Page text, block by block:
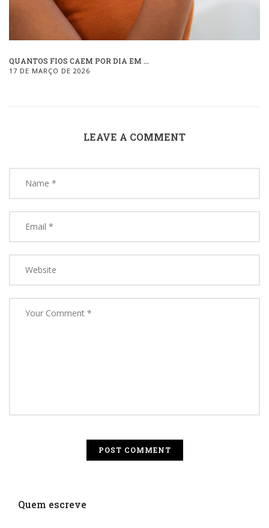
QUANTOS FIOS CAEM POR DIA EM ...
17 DE MARÇO DE 2026
LEAVE A COMMENT
Quem escreve